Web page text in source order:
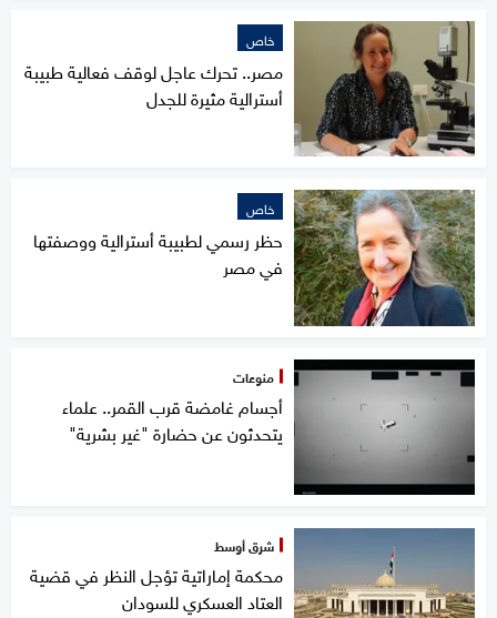
خاص
مصر.. تحرك عاجل لوقف فعالية طبيبة
أسترالية مثيرة للجدل
خاص
حظر رسمي لطبيبة أسترالية ووصفتها
في مصر
منوعات
أجسام غامضة قرب القمر.. علماء
يتحدثون عن حضارة "غير بشرية"
شرق أوسط
محكمة إماراتية تؤجل النظر في قضية
العتاد العسكري للسودان